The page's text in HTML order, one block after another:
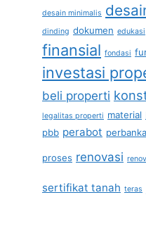
desain minimalis
dinding dokumen edukasi
finansial fondasi
investasi
beli properti
legalitas properti material
pbb perabot
proses renovasi
sertifikat tanah teras